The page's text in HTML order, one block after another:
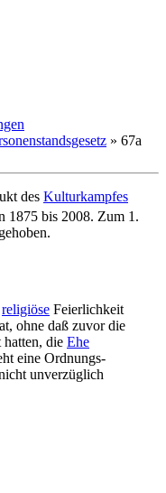
» 67a
des Kulturkampfes
1875 bis 2008. Zum 1.
religiöse Feierlichkeit
ohne daß zuvor die
hatten, die Ehe
eine Ordnungs­
unverzüglich